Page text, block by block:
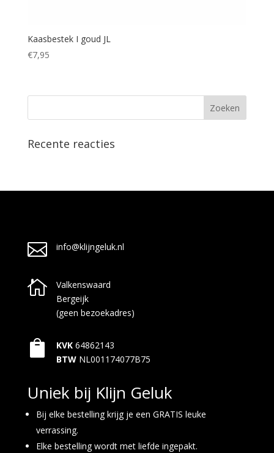
Kaasbestek I goud JL
€7,95
Recente reacties
 info@klijngeluk.nl

Valkenswaard
Bergeijk
(geen bezoekadres)
 KVK 64862143
BTW NL001174077B75
Uniek bij Klijn Geluk
Bij elke bestelling krijg je een GRATIS leuke
verrassing.
Elke bestelling wordt met liefde ingepakt.